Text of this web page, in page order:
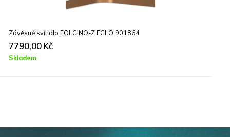
svítidlo FOLCINO-Z EGLO 901864
Kč